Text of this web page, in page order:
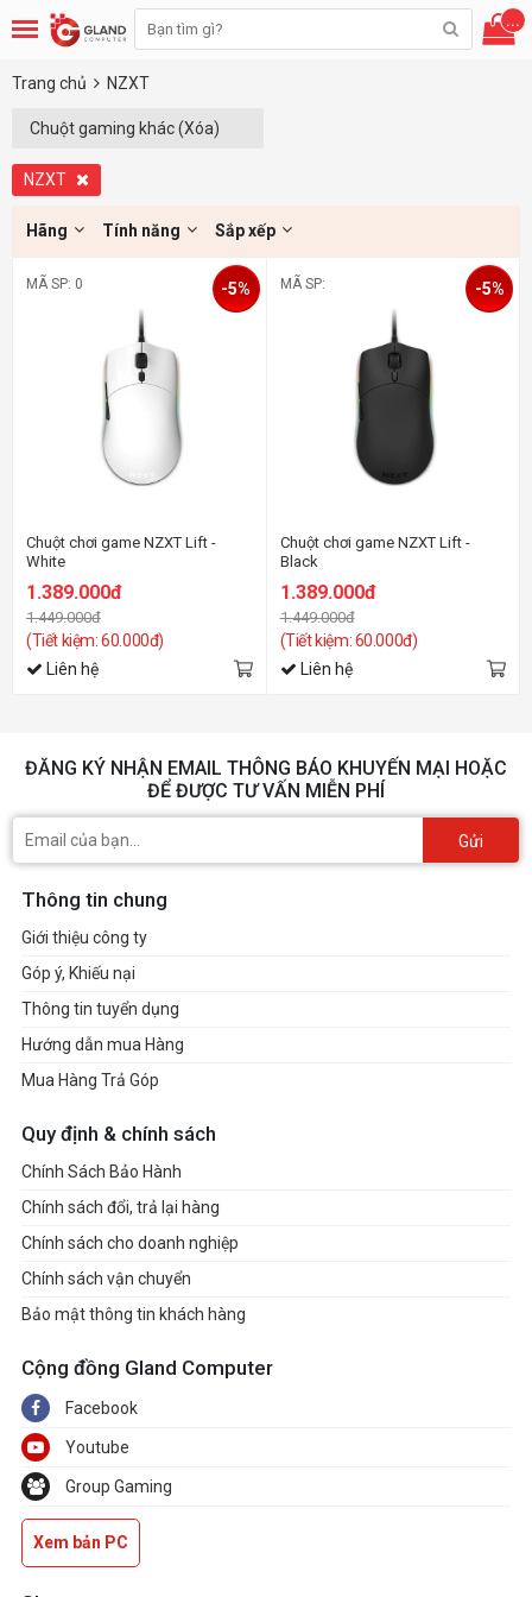
...
Trang chủ NZXT
Chuột gaming khác (Xóa)
NZXT
Hãng Tính năng Sắp xếp
MÃ SP: 0
Chuột chơi game NZXT Lift -
White
1.389.000đ
1.449.000đ
(Tiết kiệm: 60.000đ)
-5%
Liên hệ
MÃ SP:
Chuột chơi game NZXT Lift -
Black
1.389.000đ
1.449.000đ
(Tiết kiệm: 60.000đ)
-5%
Liên hệ
ĐĂNG KÝ NHẬN EMAIL THÔNG BÁO KHUYẾN MẠI HOẶC
ĐỂ ĐƯỢC TƯ VẤN MIỄN PHÍ
Gửi
Thông tin chung
Giới thiệu công ty
Góp ý, Khiếu nại
Thông tin tuyển dụng
Hướng dẫn mua Hàng
Mua Hàng Trả Góp
Quy định & chính sách
Chính Sách Bảo Hành
Chính sách đổi, trả lại hàng
Chính sách cho doanh nghiệp
Chính sách vận chuyển
Bảo mật thông tin khách hàng
Cộng đồng Gland Computer
Facebook
Youtube
Group Gaming
Xem bản PC